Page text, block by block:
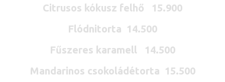
Citrusos kókusz felhő 15.900
Flódnitorta 14.500
Fűszeres karamell 14.500
Mandarinos csokoládétorta 15.500